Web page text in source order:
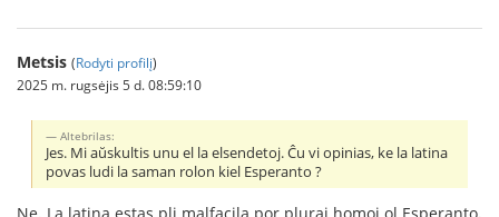
Metsis (Rodyti profilį)
2025 m. rugsėjis 5 d. 08:59:10
Altebrilas:
Jes. Mi aŭskultis unu el la elsendetoj. Ĉu vi opinias, ke la latina
povas ludi la saman rolon kiel Esperanto ?
Ne. La latina estas pli malfacila por pluraj homoj ol Esperanto,